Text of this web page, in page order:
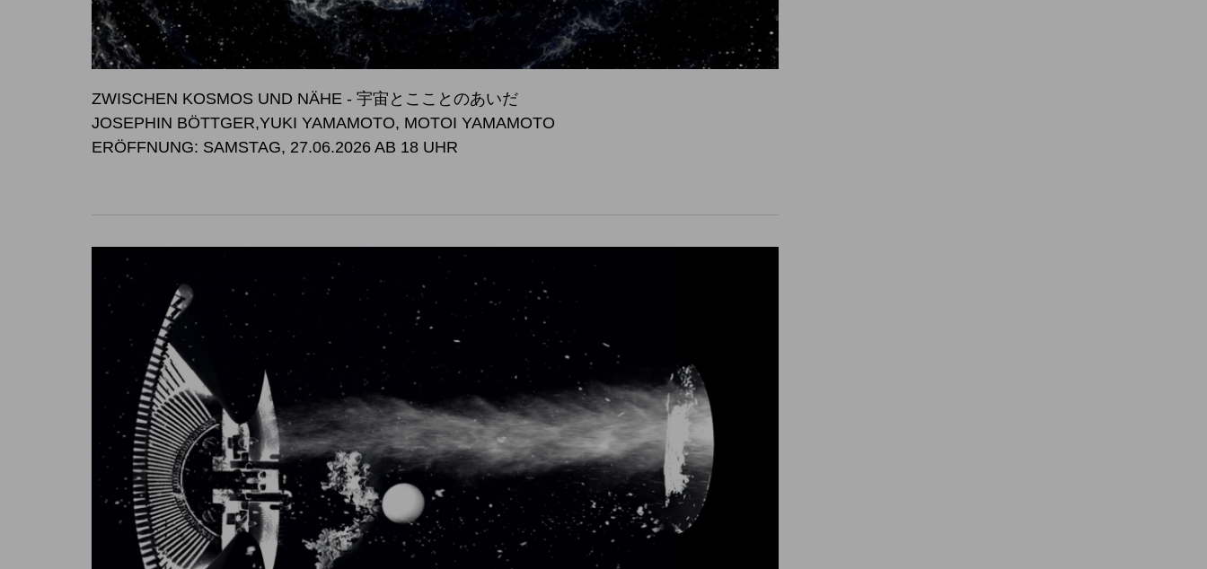
ZWISCHEN KOSMOS UND NÄHE - 宇宙とこことのあいだ
JOSEPHIN BÖTTGER,YUKI YAMAMOTO, MOTOI YAMAMOTO
ERÖFFNUNG: SAMSTAG, 27.06.2026 AB 18 UHR